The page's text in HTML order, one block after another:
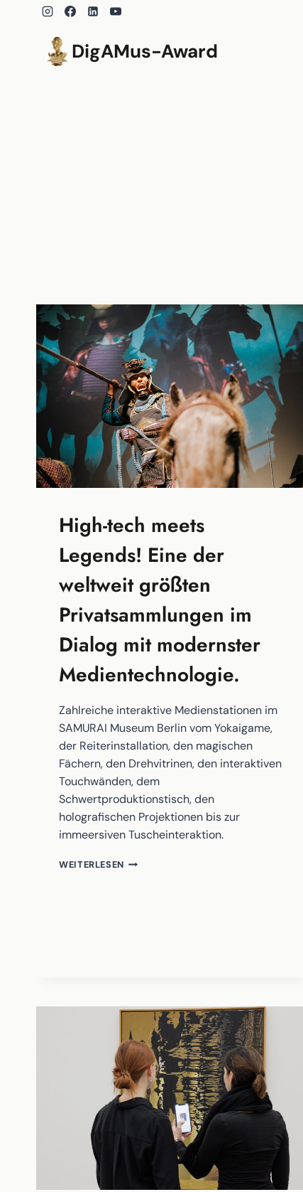
DigAMus-Award
High-tech meets
Legends! Eine der
weltweit größten
Privatsammlungen im
Dialog mit modernster
Medientechnologie.
Zahlreiche interaktive Medienstationen im
SAMURAI Museum Berlin vom Yokaigame,
der Reiterinstallation, den magischen
Fächern, den Drehvitrinen, den interaktiven
Touchwänden, dem
Schwertproduktionstisch, den
holografischen Projektionen bis zur
immeersiven Tuscheinteraktion.
WEITERLESEN HIGH-
IT M
ODERNSTER M
EDIENTECHNOLOGIE.